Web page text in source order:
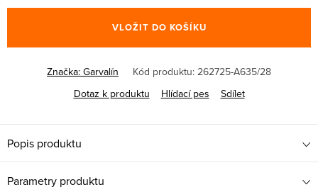
cena:
VLOŽIT DO KOŠÍKU
Značka: Garvalín Kód produktu: 262725-A635/28
Dotaz k produktu
Hlídací pes Sdílet
Popis produktu
Parametry produktu